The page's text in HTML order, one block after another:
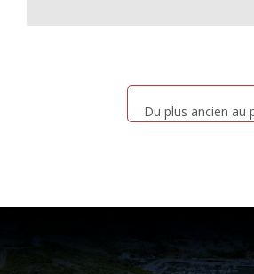
Du plus ancien au